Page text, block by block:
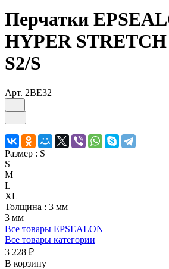
Перчатки
HYPER
S2/S
Арт. 2BE32
Размер : S
S
M
L
XL
Толщина : 3 мм
3 мм
Все товары EPSEALON
Все товары категории
3 228 ₽
В корзину